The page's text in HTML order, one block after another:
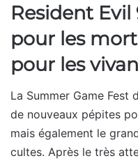
Resident Evil
pour les
pour les
La Summer Game Fest
de nouveaux pépites
mais également le
cultes. Après le très